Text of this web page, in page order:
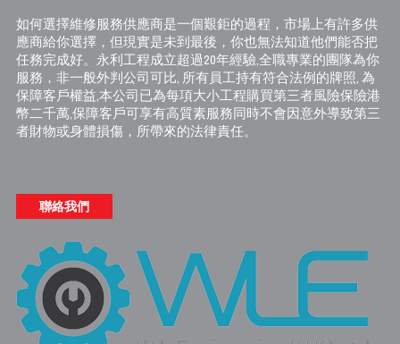
如何選擇維修服務供應商是一個艱鉅的過程，市場上有許多供
應商給你選擇，但現實是未到最後，你也無法知道他們能否把
任務完成好。永利工程成立超過20年經驗,全職專業的團隊為你
服務，非一般外判公司可比, 所有員工持有符合法例的牌照, 為
保障客戶權益,本公司已為每項大小工程購買第三者風險保險港
幣二千萬,保障客戶可享有高質素服務同時不會因意外導致第三
者財物或身體損傷，所帶來的法律責任。
聯絡我們